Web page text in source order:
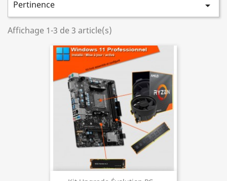
Pertinence 
Affichage 1-3 de 3 article(s)